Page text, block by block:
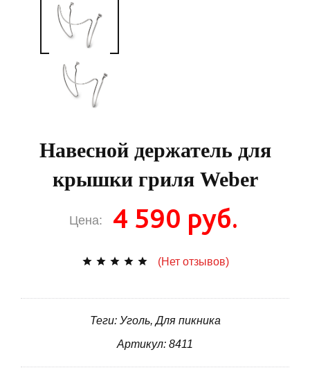
Навесной держатель для
крышки гриля Weber
Цена: 4 590 руб.
(Нет отзывов)
Теги: Уголь, Для пикника
Артикул: 8411